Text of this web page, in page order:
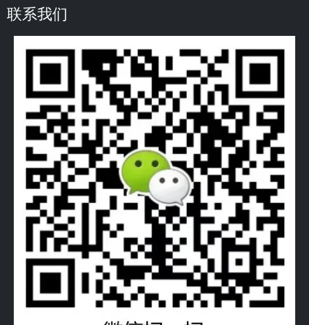
联系我们